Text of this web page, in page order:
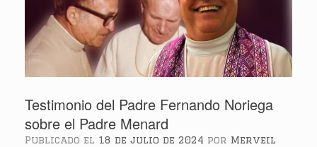
Testimonio del Padre Fernando Noriega
sobre el Padre Menard
Publicado el 18 de julio de 2024 por Merveil